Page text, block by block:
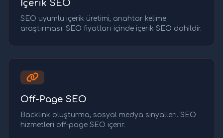
İçerik SEO
SEO uyumlu içerik üretimi, anahtar kelime
araştırması. SEO fiyatları içinde içerik SEO dahildir.
Off-Page SEO
Backlink oluşturma, sosyal medya sinyalleri. SEO
hizmetleri off-page SEO içerir.